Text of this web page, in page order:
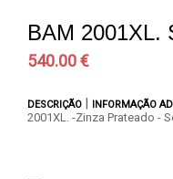
BAM 2001XL.
540.00 €
DESCRIÇÃO | INFORMAÇÃO
2001XL. -Zinza Prateado -